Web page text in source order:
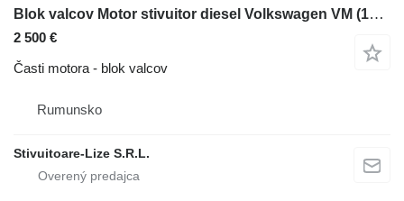
Blok valcov Motor stivuitor diesel Volkswagen VM (1546) na vysokozdvižného vozíka
2 500 €
Časti motora - blok valcov
Rumunsko
Stivuitoare-Lize S.R.L.